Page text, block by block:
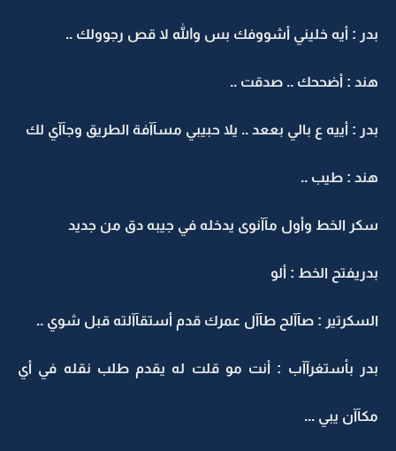
بدر : أيه خليني أشووفك بس والله لا قص رجوولك ..
هند : أضححك .. صدقت ..
بدر : أييه ع بالي بععد .. يلا حبيبي مسآآفة الطريق وجآآي لك
هند : طيب ..
سكر الخط وأول مآآنوى يدخله في جيبه دق من جديد
بدريفتح الخط : ألو
السكرتير : صآآلح طآآل عمرك قدم أستقآآلته قبل شوي ..
بدر بأستغرآآب : أنت مو قلت له يقدم طلب نقله في أي
مكآآن يبي ...